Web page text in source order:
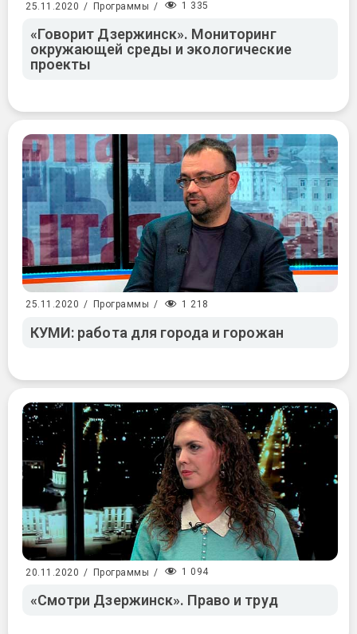
25.11.2020 / Программы / 1 335
«Говорит Дзержинск». Мониторинг
окружающей среды и экологические
проекты
25.11.2020 / Программы / 1 218
КУМИ: работа для города и горожан
20.11.2020 / Программы / 1 094
«Смотри Дзержинск». Право и труд